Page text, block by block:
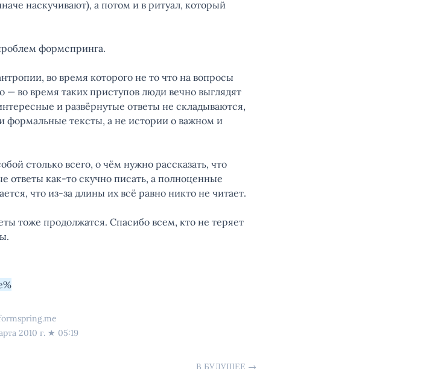
наскучивают), а потом и в ритуал, который
формспринга.
во время которого не то что на вопросы
— во время таких приступов люди вечно выглядят
и развёрнутые ответы не складываются,
формальные тексты, а не истории о важном и
столько всего, о чём нужно рассказать, что
ответы как-то скучно писать, а полноценные
что из-за длины их всё равно никто не читает.
тоже продолжатся. Спасибо всем, кто не теряет
2010 г. ★ 05:19
В БУДУЩЕЕ →